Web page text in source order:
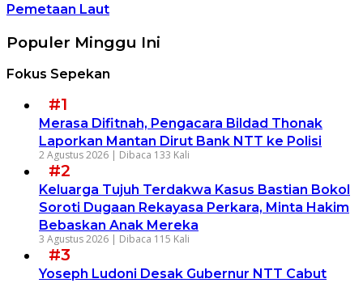
Pemetaan Laut
Populer Minggu Ini
Fokus Sepekan
#1
Merasa Difitnah, Pengacara Bildad Thonak
Laporkan Mantan Dirut Bank NTT ke Polisi
2 Agustus 2026 | Dibaca 133 Kali
#2
Keluarga Tujuh Terdakwa Kasus Bastian Bokol
Soroti Dugaan Rekayasa Perkara, Minta Hakim
Bebaskan Anak Mereka
3 Agustus 2026 | Dibaca 115 Kali
#3
Yoseph Ludoni Desak Gubernur NTT Cabut